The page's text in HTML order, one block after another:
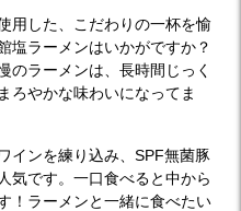
用した、こだわりの一杯を愉
ラーメンはいかがですか？
のラーメンは、長時間じっく
ろやかな味わいになってま
インを練り込み、SPF無菌豚
気です。一口食べると中から
！ラーメンと一緒に食べたい